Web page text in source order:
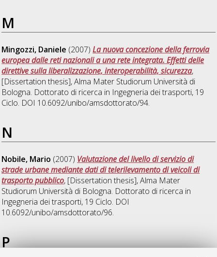
M
Mingozzi, Daniele (2007)La nuova concezione della ferrovia
europea dalle reti nazionali a una rete integrata. Effetti delle
direttive sulla liberalizzazione, interoperabilità, sicurezza,
[Dissertation thesis], Alma Mater Studiorum Università di
Bologna. Dottorato di ricerca in Ingegneria dei trasporti, 19
Ciclo. DOI 10.6092/unibo/amsdottorato/94.
N
Nobile, Mario (2007) Valutazione del livello di servizio di
strade urbane mediante dati di telerilevamento di veicoli di
trasporto pubblico, [Dissertation thesis], Alma Mater
Studiorum Università di Bologna. Dottorato di ricerca in
Ingegneria dei trasporti, 19 Ciclo. DOI
10.6092/unibo/amsdottorato/96.
P